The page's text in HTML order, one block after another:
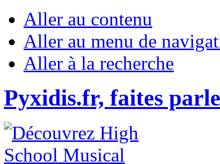
Aller au contenu
Aller au menu de
Aller à la recherche
Pyxidis.fr, faites